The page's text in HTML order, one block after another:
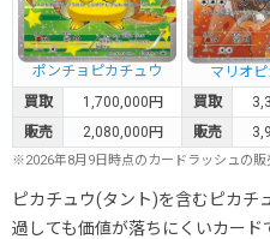
ポンチョピカチュウ マリオ
買取
1,700,000円 買取
販売
2,080,000円 販売
※2026年8月9日時点のカードラッシュの販
ピカチュウ(タント)を含むピカチ
過しても価値が落ちにくいカード